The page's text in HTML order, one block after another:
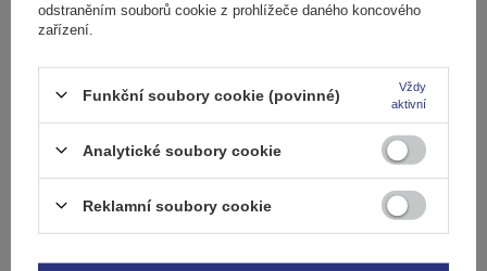
Elektrokolo Peruzzo Firenze 2 - nosič kol na zadní
výklopné dveře
odstraněním souborů cookie z prohlížeče daného koncového
zařízení.
Funkční soubory cookie (povinné)
Vždy
aktivní
Analytické soubory cookie
Reklamní soubory cookie